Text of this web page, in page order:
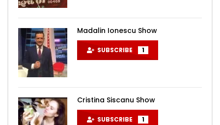
Madalin Ionescu Show
SUBSCRIBE 1
Cristina Siscanu Show
SUBSCRIBE 1